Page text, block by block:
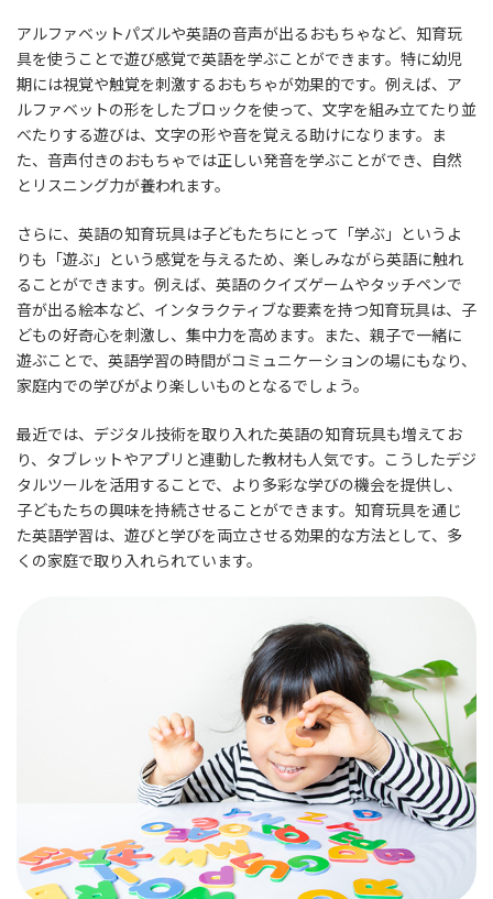
アルファベットパズルや英語の音声が出るおもちゃなど、知育玩
具を使うことで遊び感覚で英語を学ぶことができます。特に幼児
期には視覚や触覚を刺激するおもちゃが効果的です。例えば、ア
ルファベットの形をしたブロックを使って、文字を組み立てたり並
べたりする遊びは、文字の形や音を覚える助けになります。ま
た、音声付きのおもちゃでは正しい発音を学ぶことができ、自然
とリスニング力が養われます。
さらに、英語の知育玩具は子どもたちにとって「学ぶ」というよ
りも「遊ぶ」という感覚を与えるため、楽しみながら英語に触れ
ることができます。例えば、英語のクイズゲームやタッチペンで
音が出る絵本など、インタラクティブな要素を持つ知育玩具は、子
どもの好奇心を刺激し、集中力を高めます。また、親子で一緒に
遊ぶことで、英語学習の時間がコミュニケーションの場にもなり、
家庭内での学びがより楽しいものとなるでしょう。
最近では、デジタル技術を取り入れた英語の知育玩具も増えてお
り、タブレットやアプリと連動した教材も人気です。こうしたデジ
タルツールを活用することで、より多彩な学びの機会を提供し、
子どもたちの興味を持続させることができます。知育玩具を通じ
た英語学習は、遊びと学びを両立させる効果的な方法として、多
くの家庭で取り入れられています。